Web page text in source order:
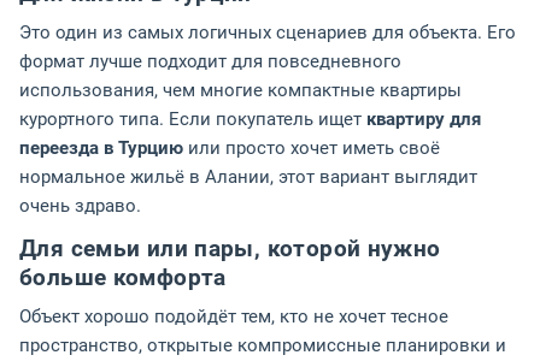
Это один из самых логичных сценариев для объекта. Его
формат лучше подходит для повседневного
использования, чем многие компактные квартиры
курортного типа. Если покупатель ищет квартиру для
переезда в Турцию или просто хочет иметь своё
нормальное жильё в Алании, этот вариант выглядит
очень здраво.
Для семьи или пары, которой нужно
больше комфорта
Объект хорошо подойдёт тем, кто не хочет тесное
пространство, открытые компромиссные планировки и